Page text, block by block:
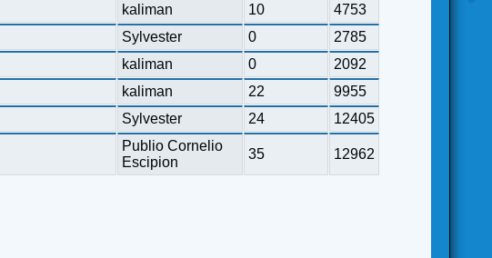
kaliman 10
4753
Sylvester 0
2785
kaliman 0
2092
kaliman 22
9955
Sylvester 24 12405
Publio Cornelio
Escipion
35 12962